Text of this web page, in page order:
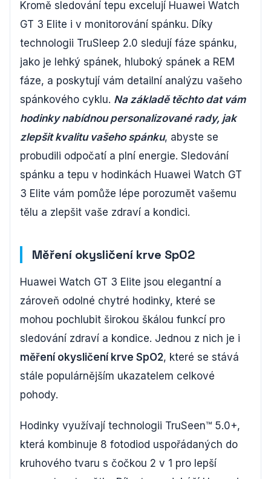
Kromě sledování tepu excelují Huawei Watch
GT 3 Elite i v monitorování spánku. Díky
technologii TruSleep 2.0 sledují fáze spánku,
jako je lehký spánek, hluboký spánek a REM
fáze, a poskytují vám detailní analýzu vašeho
spánkového cyklu. Na základě těchto dat vám
hodinky nabídnou personalizované rady, jak
zlepšit kvalitu vašeho spánku, abyste se
probudili odpočatí a plní energie. Sledování
spánku a tepu v hodinkách Huawei Watch GT
3 Elite vám pomůže lépe porozumět vašemu
tělu a zlepšit vaše zdraví a kondici.
Měření okysličení krve SpO2
Huawei Watch GT 3 Elite jsou elegantní a
zároveň odolné chytré hodinky, které se
mohou pochlubit širokou škálou funkcí pro
sledování zdraví a kondice. Jednou z nich je i
měření okysličení krve SpO2, které se stává
stále populárnějším ukazatelem celkové
pohody.
Hodinky využívají technologii TruSeen™ 5.0+,
která kombinuje 8 fotodiod uspořádaných do
kruhového tvaru s čočkou 2 v 1 pro lepší